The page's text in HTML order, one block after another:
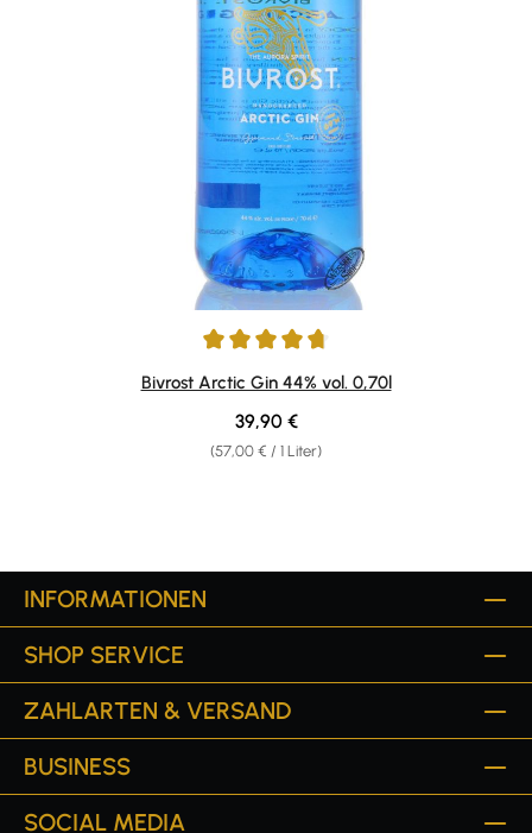
Durchschnittliche Bewertung von 4.8 von 5 Sternen
Bivrost Arctic Gin 44% vol. 0,70l
(57,00 € / 1 Liter)
Regulärer Preis:
39,90 €
INFORMATIONEN
SHOP SERVICE
ZAHLARTEN & VERSAND
BUSINESS
SOCIAL MEDIA